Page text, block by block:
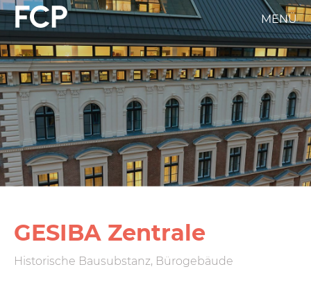
Direkt
zum
Inhalt
FCP
Hauptnavigation
weißes
Logo
MENÜ
GESIBA Zentrale
Historische Bausubstanz, Bürogebäude